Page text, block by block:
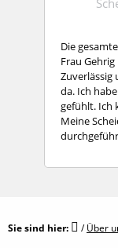
Die
Frau
Zuverlässig
da. Ich
gefühlt. Ich
Meine
Sie sind hier: /Über